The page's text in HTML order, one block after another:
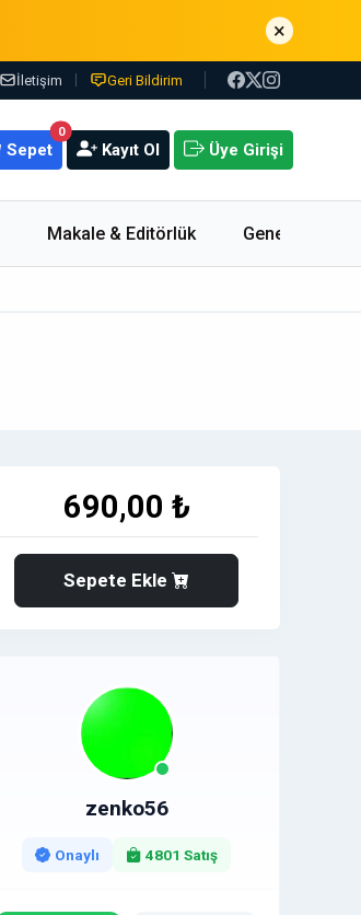
×
İletişim Geri Bildirim
0
Sepet Kayıt Ol Üye Girişi
Makale & Editörlük Genel
690,00 ₺
Sepete Ekle
zenko56
Onaylı 4801 Satış